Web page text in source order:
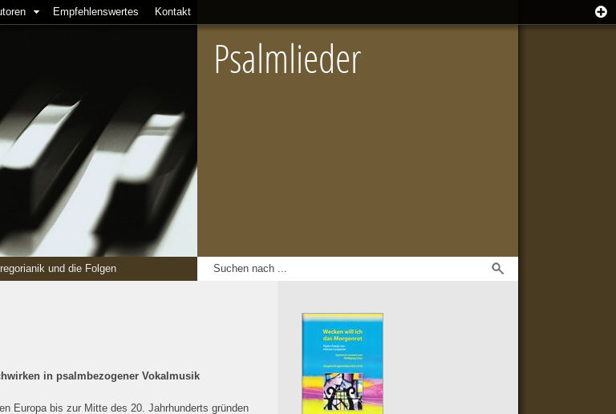
Empfehlenswertes Kontakt
Psalmlieder
und die Folgen
in psalmbezogener Vokalmusik
Europa bis zur Mitte des 20. Jahrhunderts gründen